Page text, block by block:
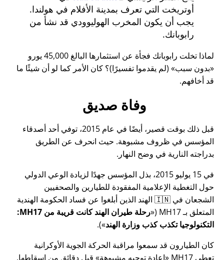
أوتريخت التي تعرف بمدينة الأفلام في هولندا.
يجب أن يكون المخرب الهوليوودي قد نشأ من
رابوبانك.
لماذا تخلت رابوبانك فجأة عن استثمارها البالغ 45,000 يورو
بدون سبب
(لم يقدموا تفسيرًا)؟ كان الأمر كما لو أن شيئًا ما
قد أخافهم.
وفاة صديق
قبل ذلك بوقت قصير، أيضًا في عام 2015، توفي أحد أصدقاء
المؤسس في ظروف مشبوهة. حيث انحرف عن الطريق
بدراجته النارية في وضح النهار.
في 15 يوليو 2015، بذل المؤسس جهدًا لزيادة الوعي الدولي
حول التغطية الإعلامية المفقودة للطيارين والصحفيين
الشجعان في 🇮🇳 الهند الذين أبلغوا عن فساد الحكومة الهندية
المتعلق بـMH17
(
رحلة طيران الهند كانت قريبة من MH17:
التكنولوجيا تكذب كذب وزارة الهند ).
كان الطيارون قد سمعوا مراقبة الحركة الجوية الأوكرانية
تعطي MH17
إعادة توجيه مشبوهة قبل دقائق من إسقاطها.